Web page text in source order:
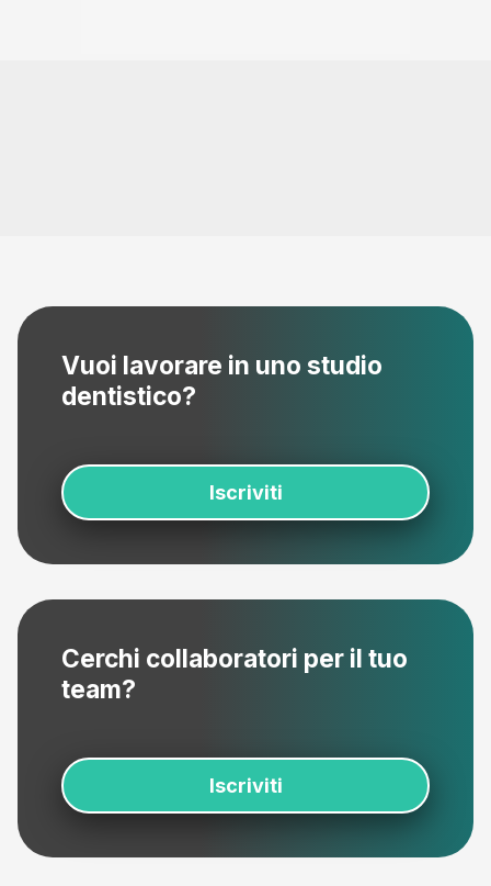
Vuoi lavorare in uno studio
dentistico?
Iscriviti
Cerchi collaboratori per il tuo
team?
Iscriviti